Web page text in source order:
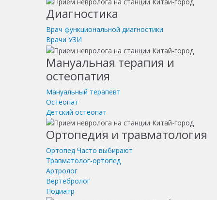
Диагностика
Врач функциональной диагностики
Врачи УЗИ
Мануальная терапия и
остеопатия
Мануальный терапевт
Остеопат
Детский остеопат
Ортопедия и травматология
Ортопед Часто выбирают
Травматолог-ортопед
Артролог
Вертебролог
Подиатр